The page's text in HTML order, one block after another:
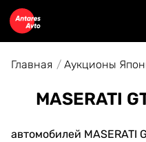
Главная Аукционы
MASERATI
автомобилей MASERATI